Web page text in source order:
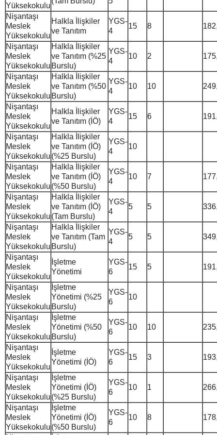
Yüksekokulu
Nişantaşı
Meslek
Yüksekokulu
Halkla İlişkiler
ve Tanıtım
YGS-
4
15 8
Nişantaşı
Meslek
Yüksekokulu
Halkla İlişkiler
ve Tanıtım (%25
Burslu)
YGS-
4
10 2
Nişantaşı
Meslek
Yüksekokulu
Halkla İlişkiler
ve Tanıtım (%50
Burslu)
YGS-
4
10 10
Nişantaşı
Meslek
Yüksekokulu
Halkla İlişkiler
ve Tanıtım (İÖ)
YGS-
4
15 6
Nişantaşı
Meslek
Yüksekokulu
Halkla İlişkiler
ve Tanıtım (İÖ)
(%25 Burslu)
YGS-
4
10
Nişantaşı
Meslek
Yüksekokulu
Halkla İlişkiler
ve Tanıtım (İÖ)
(%50 Burslu)
YGS-
4
10 7
Nişantaşı
Meslek
Yüksekokulu
Halkla İlişkiler
ve Tanıtım (İÖ)
(Tam Burslu)
YGS-
4
5 5
Nişantaşı
Meslek
Yüksekokulu
Halkla İlişkiler
ve Tanıtım (Tam
Burslu)
YGS-
4
5 5
Nişantaşı
Meslek
Yüksekokulu
İşletme
Yönetimi
YGS-
6
15 5
Nişantaşı
Meslek
Yüksekokulu
İşletme
Yönetimi (%25
Burslu)
YGS-
6
10
Nişantaşı
Meslek
Yüksekokulu
İşletme
Yönetimi (%50
Burslu)
YGS-
6
10 10
Nişantaşı
Meslek
Yüksekokulu
İşletme
Yönetimi (İÖ)
YGS-
6
15 3
Nişantaşı
Meslek
Yüksekokulu
İşletme
Yönetimi (İÖ)
(%25 Burslu)
YGS-
6
10 1
Nişantaşı
Meslek
Yüksekokulu
İşletme
Yönetimi (İÖ)
(%50 Burslu)
YGS-
6
10 8